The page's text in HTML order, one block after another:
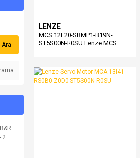
Ara
2
LENZE
MCS 12L20-SRMP1-B19N-
ST5S00N-R0SU Lenze MCS